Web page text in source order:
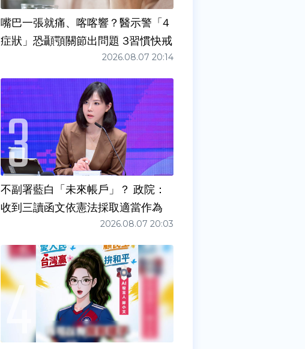
嘴巴一張就痛、喀喀響？醫示警「4
症狀」恐顳顎關節出問題 3習慣快戒
2026.08.07 20:14
不副署藍白「未來帳戶」？ 政院：
收到三讀函文依憲法採取適當作為
2026.08.07 20:03